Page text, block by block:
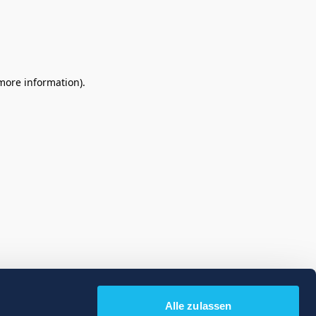
Alle zulassen
information).